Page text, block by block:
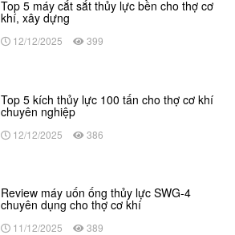
Top 5 máy cắt sắt thủy lực bền cho thợ cơ
khí, xây dựng
12/12/2025 399
Top 5 kích thủy lực 100 tấn cho thợ cơ khí
chuyên nghiệp
12/12/2025 386
Review máy uốn ống thủy lực SWG-4
chuyên dụng cho thợ cơ khí
11/12/2025 389